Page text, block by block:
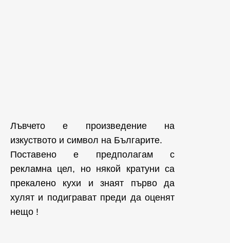
Лъвчето е произведение на
изкуството и символ на Българите.
Поставено е предполагам с
рекламна цел, но някой кратуни са
прекалено кухи и знаят първо да
хулят и подиграват преди да оценят
нещо !